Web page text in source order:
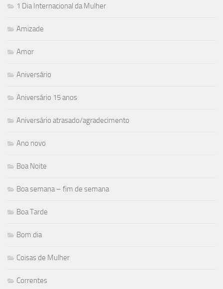
1 Dia Internacional da Mulher
Amizade
Amor
Aniversário
Aniversário 15 anos
Aniversário atrasado/agradecimento
Ano novo
Boa Noite
Boa semana – fim de semana
Boa Tarde
Bom dia
Coisas de Mulher
Correntes